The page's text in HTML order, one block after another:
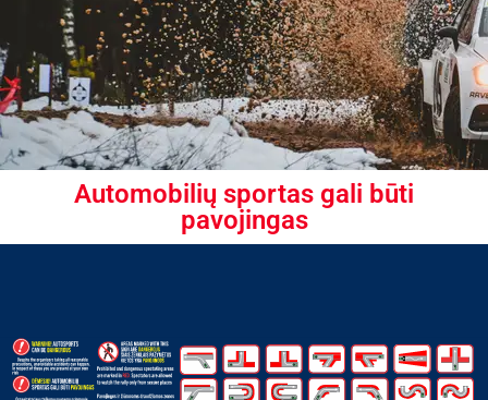
Automobilių sportas gali būti
pavojingas